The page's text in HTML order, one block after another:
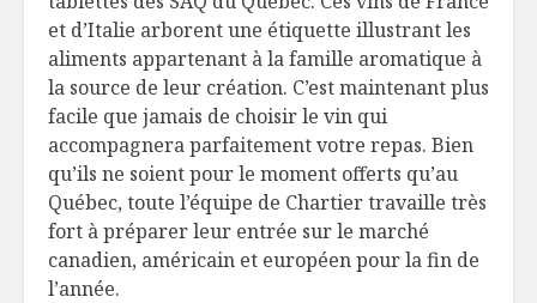
et d’Italie arborent une étiquette illustrant les
aliments appartenant à la famille aromatique à
la source de leur création. C’est maintenant plus
facile que jamais de choisir le vin qui
accompagnera parfaitement votre repas. Bien
qu’ils ne soient pour le moment offerts qu’au
Québec, toute l’équipe de Chartier travaille très
fort à préparer leur entrée sur le marché
canadien, américain et européen pour la fin de
l’année.